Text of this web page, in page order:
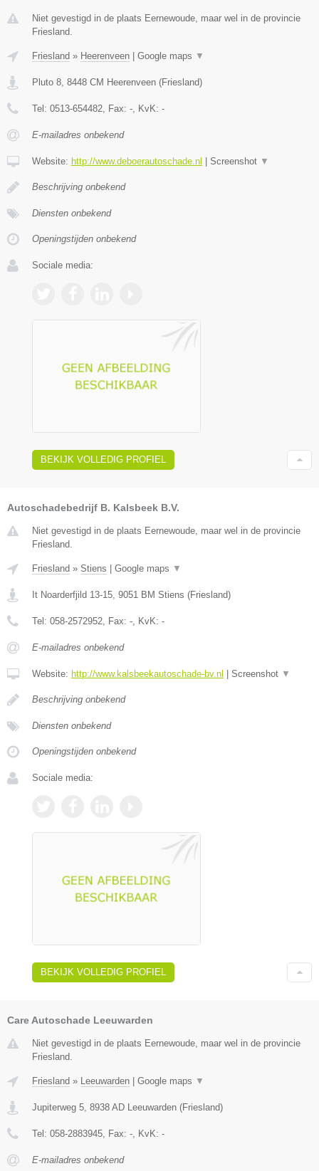
Niet gevestigd in de plaats Eernewoude, maar wel in de provincie
Friesland.
Friesland » Heerenveen Google maps ▼
Pluto 8, 8448 CM Heerenveen (Friesland)
Tel: 0513-654482, Fax: -, KvK: -
E-mailadres onbekend
Website: http://www.deboerautoschade.nl Screenshot ▼
Beschrijving onbekend
Diensten onbekend
Openingstijden onbekend
Sociale media:
BEKIJK VOLLEDIG PROFIEL
Autoschadebedrijf B. Kalsbeek B.V.
Niet gevestigd in de plaats Eernewoude, maar wel in de provincie
Friesland.
Friesland » Stiens Google maps ▼
It Noarderfjild 13-15, 9051 BM Stiens (Friesland)
Tel: 058-2572952, Fax: -, KvK: -
E-mailadres onbekend
Website: http://www.kalsbeekautoschade-bv.nl Screenshot ▼
Beschrijving onbekend
Diensten onbekend
Openingstijden onbekend
Sociale media:
BEKIJK VOLLEDIG PROFIEL
Care Autoschade Leeuwarden
Niet gevestigd in de plaats Eernewoude, maar wel in de provincie
Friesland.
Friesland » Leeuwarden | Google maps ▼
Jupiterweg 5 8938 AD Leeuwarden (Friesland)
Tel: 058-2883945 , Fax: - , KvK: -
E-mailadres onbekend